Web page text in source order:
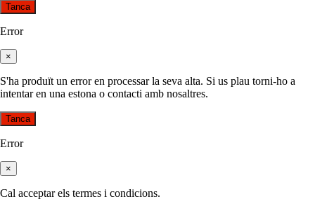
Tanca
Error
×
S'ha produït un error en processar la seva alta. Si us plau torni-ho a
intentar en una estona o contacti amb nosaltres.
Tanca
Error
×
Cal acceptar els termes i condicions.